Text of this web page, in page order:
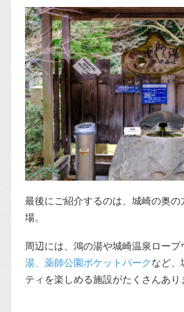
最後にご紹介するのは、城崎の奥
場。
周辺には、鴻の湯や城崎温泉ロープ
湯、薬師公園ポケットパークなど、
ティを楽しめる施設がたくさんあり